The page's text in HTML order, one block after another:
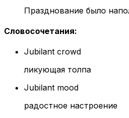
Празднование было
Словосочетания:
Jubilant crowd
ликующая толпа
Jubilant mood
радостное настроение